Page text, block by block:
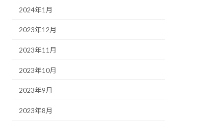
2024年1月
2023年12月
2023年11月
2023年10月
2023年9月
2023年8月